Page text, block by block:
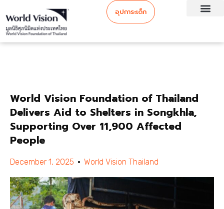
อุปการะเด็ก
World Vision Foundation of Thailand
Delivers Aid to Shelters in Songkhla,
Supporting Over 11,900 Affected
People
December 1, 2025 World Vision Thailand